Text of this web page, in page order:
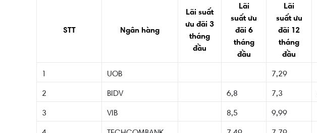
STT Ngân hàng
Lãi suất
ưu đãi 3
tháng
đầu
Lãi
suấtưu
đãi 6
tháng
đầu
Lãi
suấtưu
đãi 12
tháng
đầu
1
UOB 7,29
2
BIDV 6,8 7,3
3
VIB 8,5
9,99